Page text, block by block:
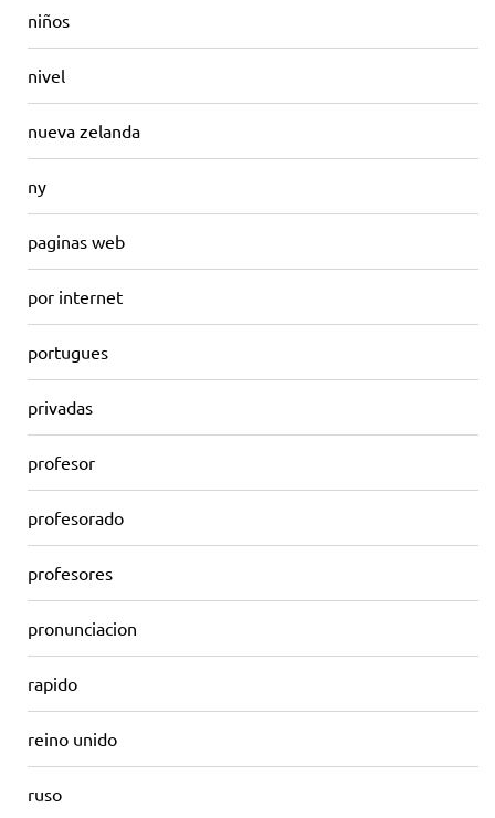
niños
nivel
nueva zelanda
ny
paginas web
por internet
portugues
privadas
profesor
profesorado
profesores
pronunciacion
rapido
reino unido
ruso